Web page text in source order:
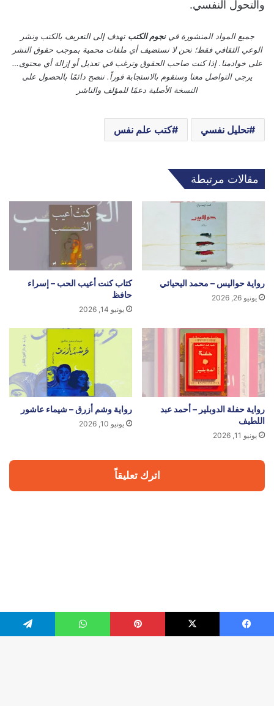
والتحول النفسي.
جميع المواد المنشورة فينجوم الكتب تهدف إلى التعريف بالكتب ونشر
الوعي الثقافي فقط؛ نحن لا نستضيف أي ملفات محمية بموجب حقوق النشر
على خوادمنا. إذا كنت صاحب الحقوق وترغب في تعديل أو إزالة أي محتوى…
يرجى التواصل معنا وسنقوم بالاستجابة فوراً. ننصح دائمًا بالحصول على
النسخة الأصلية دعمًا للمؤلف والناشر
تحليل نفسي كتب علم نفس
مقالات مرتبطة
رواية حواليس – محمد اليحيائي
يونيو 26, 2026
كتاب كنت أعيب الحب – إسراء
حافظ
يونيو 14, 2026
رواية حفلة الدوبلير – أحمد عبد
اللطيف
يونيو 11, 2026
رواية وشم أزرق – شيماء عاشور
يونيو 10, 2026
اترك تعليقاً
فيسبوك ‫X بينتيريست واتساب تيلقرام